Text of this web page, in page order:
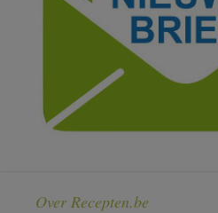
Over Recepten.be